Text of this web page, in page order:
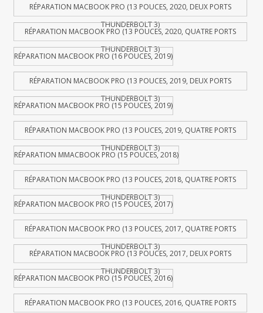
RÉPARATION MACBOOK PRO (13 POUCES, 2020, DEUX PORTS
THUNDERBOLT 3)
RÉPARATION MACBOOK PRO (13 POUCES, 2020, QUATRE PORTS
THUNDERBOLT 3)
RÉPARATION MACBOOK PRO (16 POUCES, 2019)
RÉPARATION MACBOOK PRO (13 POUCES, 2019, DEUX PORTS
THUNDERBOLT 3)
RÉPARATION MACBOOK PRO (15 POUCES, 2019)
RÉPARATION MACBOOK PRO (13 POUCES, 2019, QUATRE PORTS
THUNDERBOLT 3)
RÉPARATION MMACBOOK PRO (15 POUCES, 2018)
RÉPARATION MACBOOK PRO (13 POUCES, 2018, QUATRE PORTS
THUNDERBOLT 3)
RÉPARATION MACBOOK PRO (15 POUCES, 2017)
RÉPARATION MACBOOK PRO (13 POUCES, 2017, QUATRE PORTS
THUNDERBOLT 3)
RÉPARATION MACBOOK PRO (13 POUCES, 2017, DEUX PORTS
THUNDERBOLT 3)
RÉPARATION MACBOOK PRO (15 POUCES, 2016)
RÉPARATION MACBOOK PRO (13 POUCES, 2016, QUATRE PORTS